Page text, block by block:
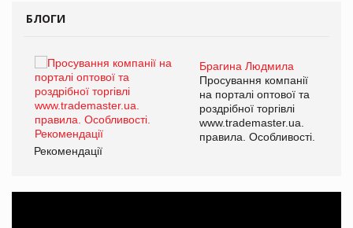
БЛОГИ
Брагина Людмила
Просування компанії
на порталі оптової та
роздрібної торгівлі
www.trademaster.ua.
правила. Особливості.
Рекомендації